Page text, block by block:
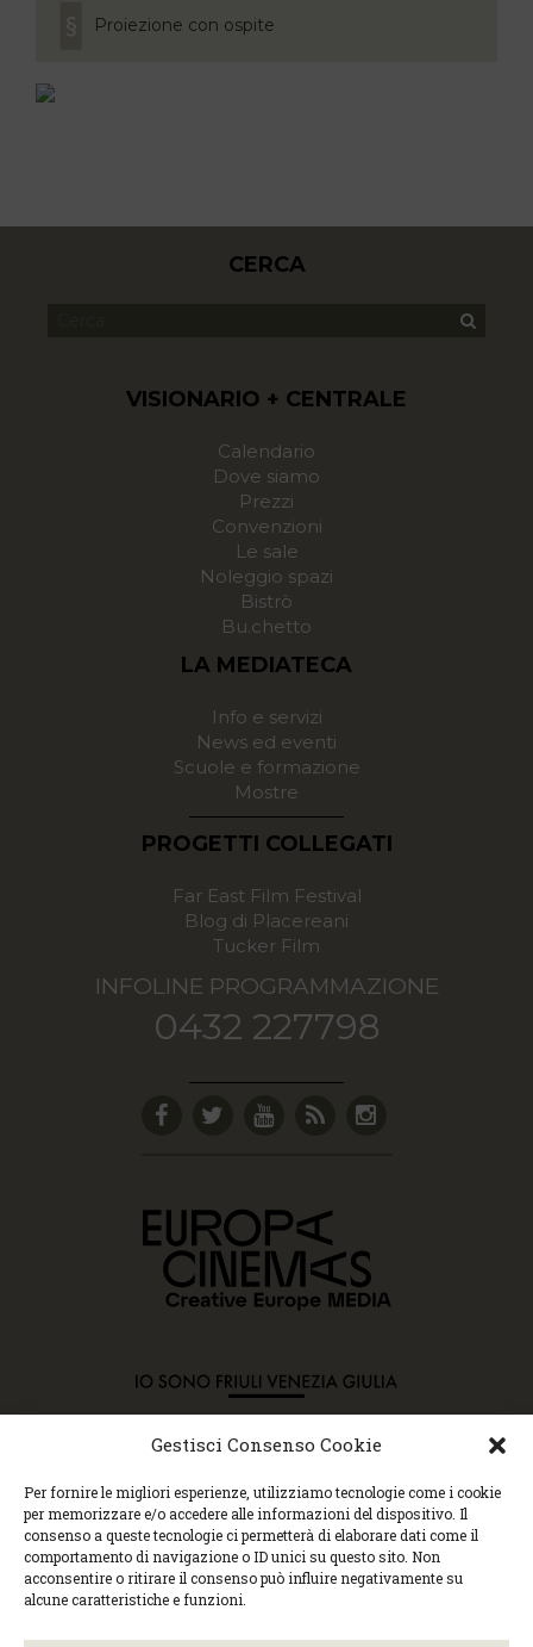
Gestisci Consenso Cookie
Per fornire le migliori esperienze, utilizziamo tecnologie come i cookie
per memorizzare e/o accedere alle informazioni del dispositivo. Il
consenso a queste tecnologie ci permetterà di elaborare dati come il
comportamento di navigazione o ID unici su questo sito. Non
acconsentire o ritirare il consenso può influire negativamente su
alcune caratteristiche e funzioni.
Proiezione con ospite
CERCA
VISIONARIO + CENTRALE
Calendario
Dove siamo
Prezzi
Convenzioni
Le sale
Noleggio spazi
Bistrò
Bu.chetto
LA MEDIATECA
Info e servizi
News ed eventi
Scuole e formazione
Mostre
PROGETTI COLLEGATI
Far East Film Festival
Blog di Placereani
Tucker Film
INFOLINE PROGRAMMAZIONE
0432 227798
Copyright © 2015 Cec, Tutti i diritti riservati. Nessun
contenuto può essere copiato o manipolato. Accedendo al
sito approvi la Policy sulla privacy e la Policy sui
contenuti.
Centro espressioni cinematografiche, via Villalta, 24 |
33100 Udine | tel. 0432 299545 | P.Iva 01295290306 |
cec@cecudine.org